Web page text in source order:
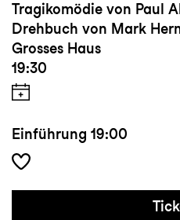
Tragikomödie von Paul
Drehbuch von Mark
Grosses Haus
19:30
Einführung 19:00